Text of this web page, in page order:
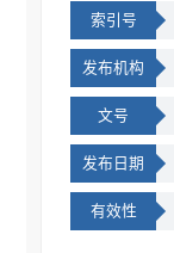
索引号
发布机构
文号
发布日期
有效性